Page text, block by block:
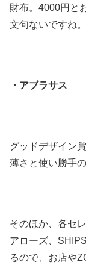
財布。4000円と
文句ないですね。
・アブラサス
グッドデザイン
薄さと使い勝手
そのほか、各セ
アローズ、
るので、お店や